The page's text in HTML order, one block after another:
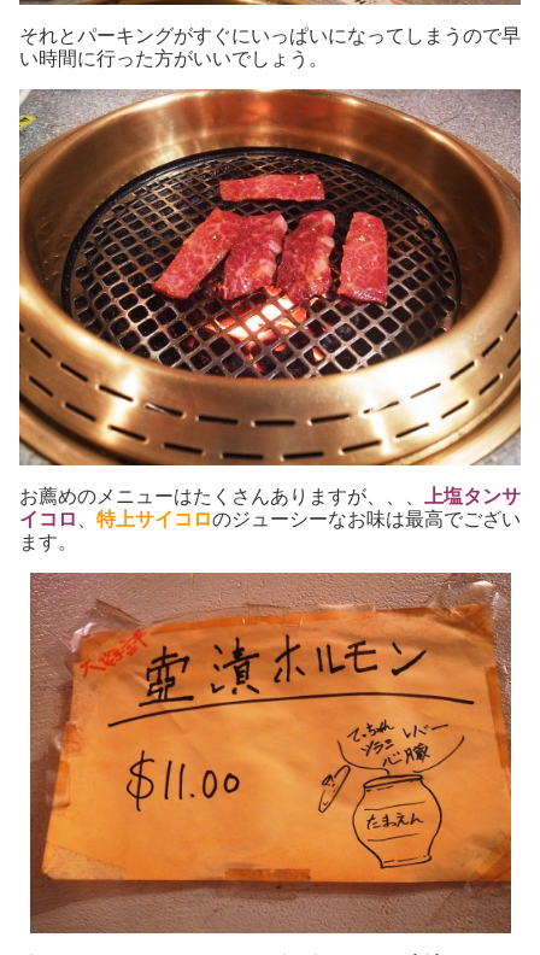
それとパーキングがすぐにいっぱいになってしまうので早
い時間に行った方がいいでしょう。
お薦めのメニューはたくさんありますが、、、
上塩タンサ
イコロ
特上サイコロのジューシーなお味は最高でござい
ます。